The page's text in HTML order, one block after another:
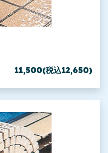
11,500(税込12,650)